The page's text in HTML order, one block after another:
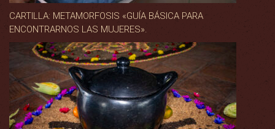
CARTILLA: METAMORFOSIS «GUÍA BÁSICA PARA
ENCONTRARNOS LAS MUJERES».